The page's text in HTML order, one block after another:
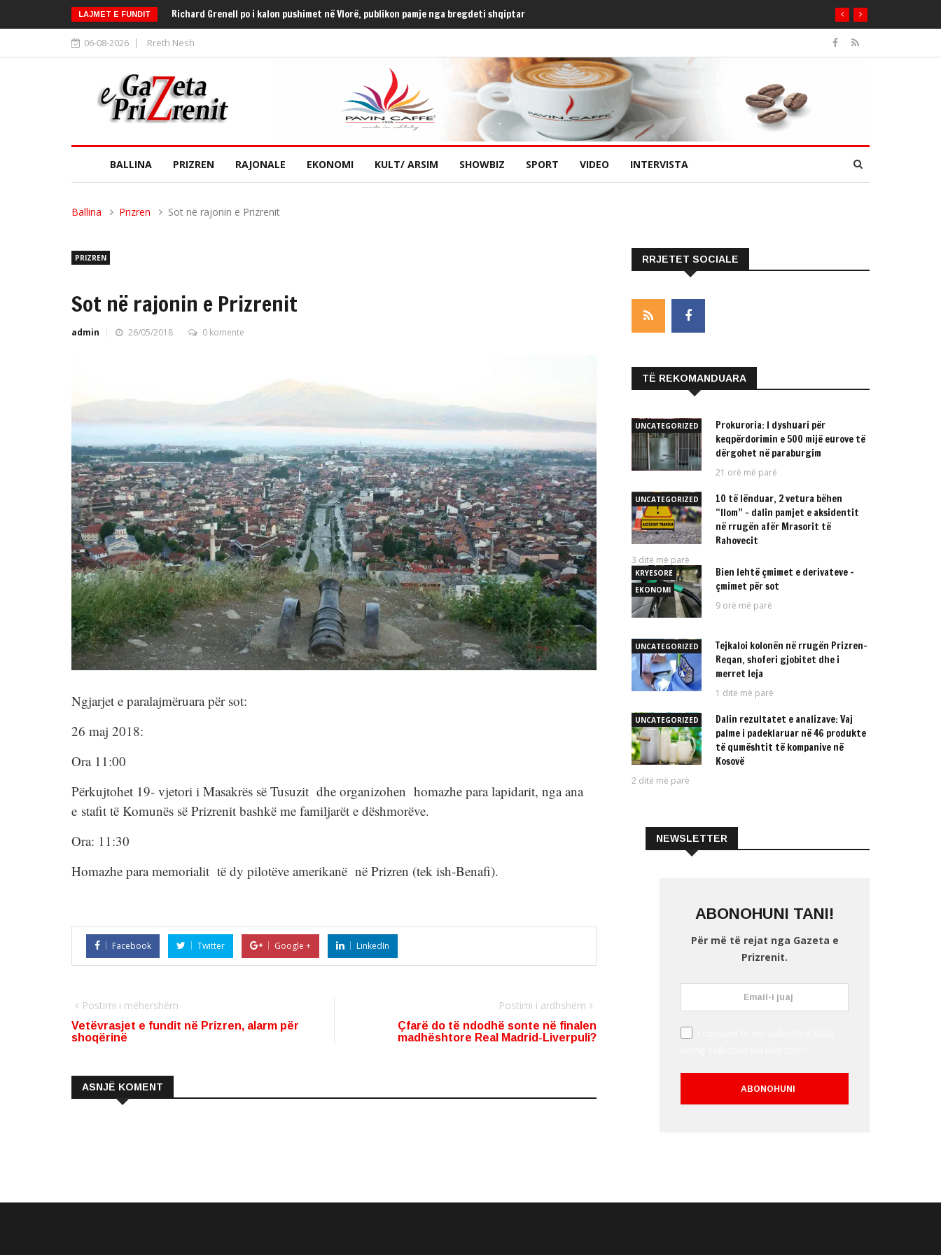
LAJMET E FUNDIT Richard Grenell po i kalon pushimet në Vlorë, publikon pamje nga bregdeti shqiptar
06-08-2026 Rreth Nesh
BALLINA PRIZREN RAJONALE EKONOMI KULT/ ARSIM SHOWBIZ SPORT VIDEO INTERVISTA
Ballina Prizren Sot në rajonin e Prizrenit
PRIZREN
Sot në rajonin e Prizrenit
admin 26/05/2018 0 komente
Ngjarjet e paralajmëruara për sot:
26 maj 2018:
Ora 11:00
Përkujtohet 19- vjetori i Masakrës së Tusuzit dhe organizohen homazhe para lapidarit, nga ana
e stafit të Komunës së Prizrenit bashkë me familjarët e dëshmorëve.
Ora: 11:30
Homazhe para memorialit të dy pilotëve amerikanë në Prizren (tek ish-Benafi).
Facebook Twitter Google + LinkedIn
Postimi i mëhershëm
Vetëvrasjet e fundit në Prizren, alarm për
shoqërinë
Postimi i ardhshëm
Çfarë do të ndodhë sonte në finalen
madhështore Real Madrid-Liverpuli?
ASNJË KOMENT
RRJETET SOCIALE
TË REKOMANDUARA
UNCATEGORIZED
Prokuroria: I dyshuari për
keqpërdorimin e 500 mijë eurove të
dërgohet në paraburgim
21 orë më parë
UNCATEGORIZED
10 të lënduar, 2 vetura bëhen
“llom” – dalin pamjet e aksidentit
në rrugën afër Mrasorit të
Rahovecit
3 ditë më parë
KRYESORE
EKONOMI
Bien lehtë çmimet e derivateve –
çmimet për sot
9 orë më parë
UNCATEGORIZED
Tejkaloi kolonën në rrugën Prizren-
Reqan, shoferi gjobitet dhe i
merret leja
1 ditë më parë
UNCATEGORIZED
Dalin rezultatet e analizave: Vaj
palme i padeklaruar në 46 produkte
të qumështit të kompanive në
Kosovë
2 ditë më parë
NEWSLETTER
ABONOHUNI TANI!
Për më të rejat nga Gazeta e
Prizrenit.